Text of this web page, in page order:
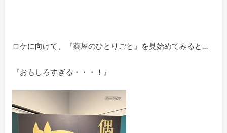
ロケに向けて、『薬屋のひとりごと』を見始めてみると…
『おもしろすぎる・・・！』